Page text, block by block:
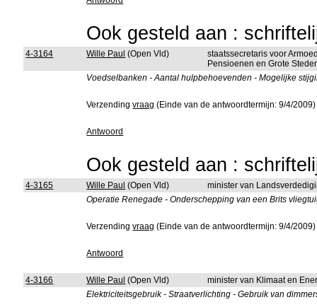
Ook gesteld aan :
4-3164 Wille Paul (Open Vld)
staatssecretaris voor
Pensioenen en Grote
Voedselbanken - Aantal hulpbehoevenden - Mogelijke
Verzendingvraag (Einde van de antwoordtermijn: 9/4/2009)
Antwoord
Ook gesteld aan :
4-3165 Wille Paul (Open Vld)
minister van
Operatie Renegade - Onderschepping van een Brits
Verzendingvraag (Einde van de antwoordtermijn: 9/4/2009)
Antwoord
4-3166 Wille Paul (Open Vld)
minister van Klimaat en
Elektriciteitsgebruik - Straatverlichting - Gebruik van